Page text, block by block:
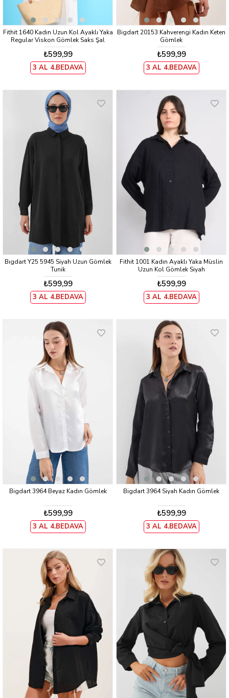
Fithit 1640 Kadın Uzun Kol Ayaklı Yaka
Regular Viskon Gömlek Saks Şal
Desen
₺599,99
3 AL 4.BEDAVA
Bigdart 20153 Kahverengi Kadın Keten
Gömlek
₺599,99
3 AL 4.BEDAVA
Bıgdart Y25 5945 Siyah Uzun Gömlek
Tunik
₺599,99
3 AL 4.BEDAVA
Fithit 1001 Kadın Ayaklı Yaka Müslin
Uzun Kol Gömlek Siyah
₺599,99
3 AL 4.BEDAVA
Bigdart 3964 Beyaz Kadın Gömlek
₺599,99
3 AL 4.BEDAVA
Bigdart 3964 Siyah Kadın Gömlek
₺599,99
3 AL 4.BEDAVA